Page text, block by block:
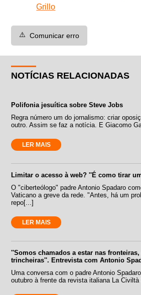
Grillo
⚠️ Comunicar erro
NOTÍCIAS RELACIONADAS
Polifonia jesuítica sobre Steve Jobs
Regra número um do jornalismo: criar
outro. Assim se faz a notícia. E Giacomo
LER MAIS
Limitar o acesso à web? ''É como tirar
O "ciberteólogo" padre Antonio Spadaro
Vaticano a greve da rede. "Antes, há um
repo[...]
LER MAIS
''Somos chamados a estar nas
trincheiras''. Entrevista com Antonio
Uma conversa com o padre Antonio
outubro à frente da revista italiana La